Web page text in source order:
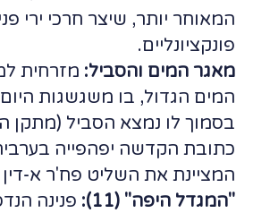
המאוחר יותר, שיצר חרכי ירי
פונקציונליים.
מאגר המים והסביל:
המים הגדול, בו משגשגות
בסמוך לו נמצא הסביל (מתקן
המציינת את השליט פח'ר א-דין
"המגדל היפה" (11):
פנינה